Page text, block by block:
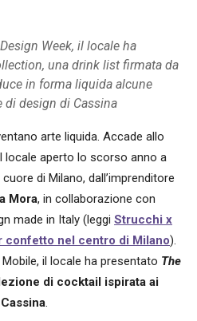
Week, il locale ha
una drink list firmata da
in forma liquida alcune
design di Cassina
arte liquida. Accade allo
locale aperto lo scorso anno a
di Milano, dall’imprenditore
Mora, in collaborazione con
made in Italy (leggi Strucchi x
confetto nel centro di Milano).
il locale ha presentato The
di cocktail ispirata ai
.